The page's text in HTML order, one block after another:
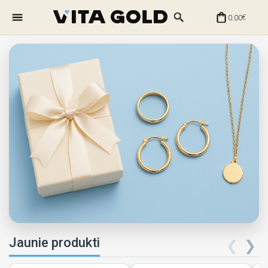
0.00€
Jaunie produkti ❮ ❯